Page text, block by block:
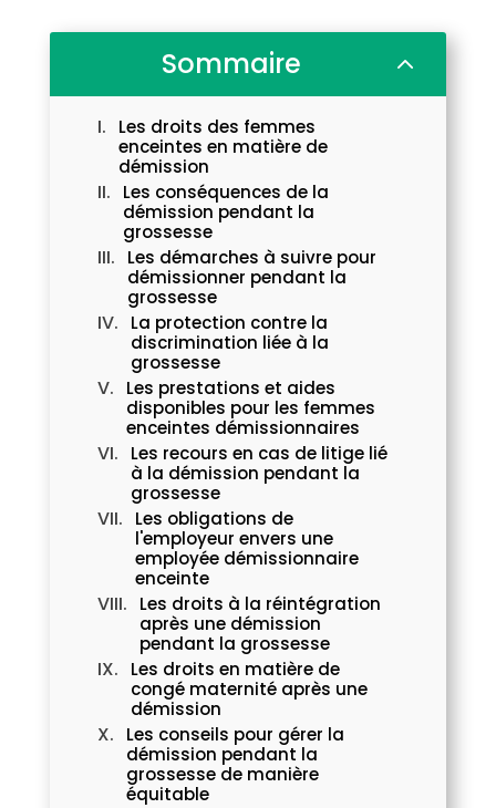
Sommaire 2
Les droits des femmes
enceintes en matière de
démission
Les conséquences de la
démission pendant la
grossesse
Les démarches à suivre pour
démissionner pendant la
grossesse
La protection contre la
discrimination liée à la
grossesse
Les prestations et aides
disponibles pour les femmes
enceintes démissionnaires
Les recours en cas de litige lié
à la démission pendant la
grossesse
Les obligations de
l'employeur envers une
employée démissionnaire
enceinte
Les droits à la réintégration
après une démission
pendant la grossesse
Les droits en matière de
congé maternité après une
démission
Les conseils pour gérer la
démission pendant la
grossesse de manière
équitable